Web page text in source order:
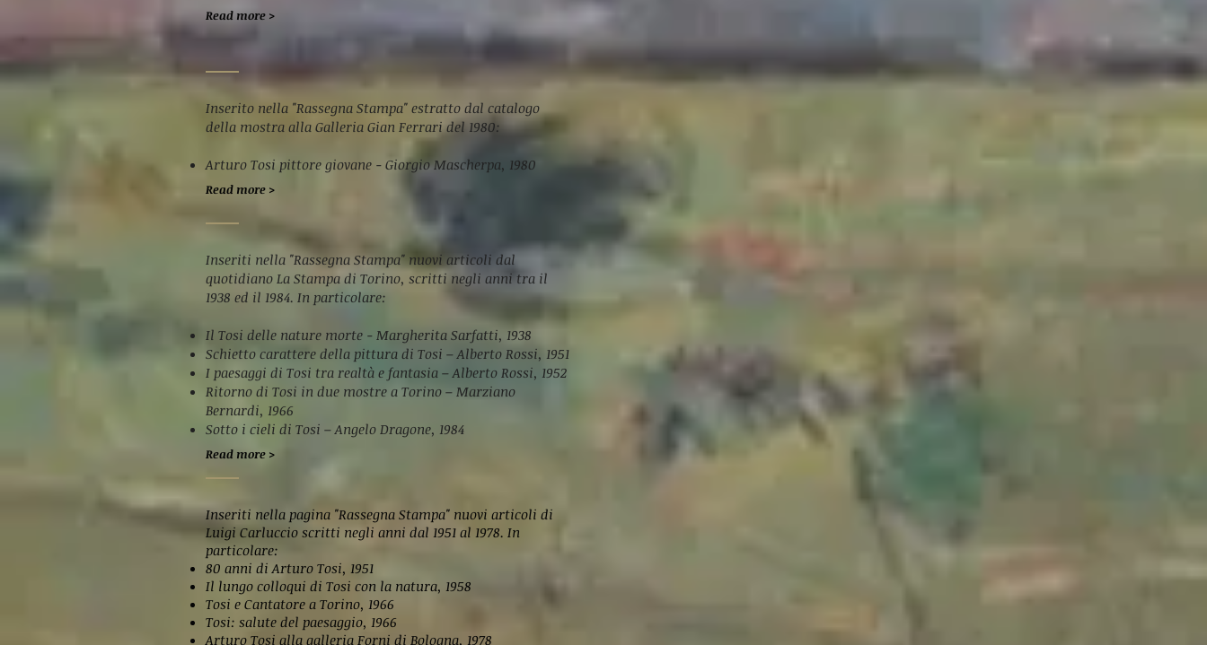
Read more >
Inserito nella "Rassegna Stampa" estratto dal catalogo
della mostra alla Galleria Gian Ferrari del 1980:
Arturo Tosi pittore giovane - Giorgio Mascherpa, 1980
Read more >
Inseriti nella "Rassegna Stampa" nuovi articoli dal
quotidiano La Stampa di Torino, scritti negli anni tra il
1938 ed il 1984. In particolare:
Il Tosi delle nature morte - Margherita Sarfatti, 1938
Schietto carattere della pittura di Tosi – Alberto Rossi, 1951
I paesaggi di Tosi tra realtà e fantasia – Alberto Rossi, 1952
Ritorno di Tosi in due mostre a Torino – Marziano
Bernardi, 1966
Sotto i cieli di Tosi – Angelo Dragone, 1984
Read more >
Inseriti nella pagina "Rassegna Stampa" nuovi articoli di
Luigi Carluccio scritti negli anni dal 1951 al 1978. In
particolare:
80 anni di Arturo Tosi, 1951
Il lungo colloqui di Tosi con la natura, 1958
Tosi e Cantatore a Torino, 1966
Tosi: salute del paesaggio, 1966
Arturo Tosi alla galleria Forni di Bologna, 1978